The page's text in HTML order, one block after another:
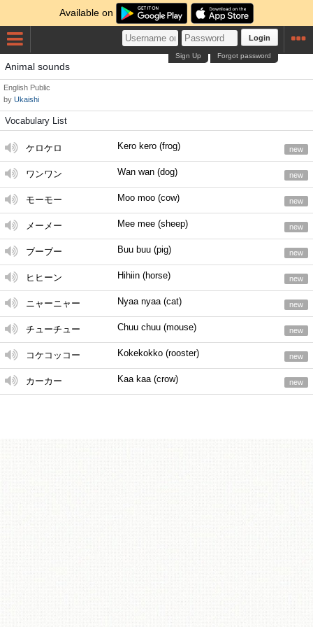
Available on
Login
Forgot password
Sign Up
Animal sounds
English Public
by Ukaishi
Vocabulary List
ケロケロ Kero kero (frog) new
ワンワン Wan wan (dog) new
モーモー Moo moo (cow) new
メーメー Mee mee (sheep) new
ブーブー Buu buu (pig) new
ヒヒーン Hihiin (horse) new
ニャーニャー Nyaa nyaa (cat) new
チューチュー Chuu chuu (mouse) new
コケコッコー Kokekokko (rooster) new
カーカー Kaa kaa (crow) new